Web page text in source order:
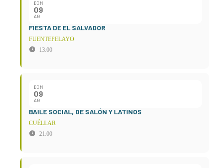
DOM
09
AG
FIESTA DE EL SALVADOR
FUENTEPELAYO
13:00
DOM
09
AG
BAILE SOCIAL, DE SALÓN Y LATINOS
CUÉLLAR
21:00